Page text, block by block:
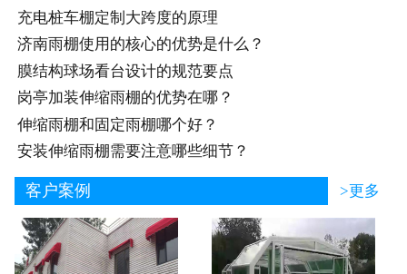
充电桩车棚定制大跨度的原理
济南雨棚使用的核心的优势是什么？
膜结构球场看台设计的规范要点
岗亭加装伸缩雨棚的优势在哪？
伸缩雨棚和固定雨棚哪个好？
安装伸缩雨棚需要注意哪些细节？
客户案例 >更多